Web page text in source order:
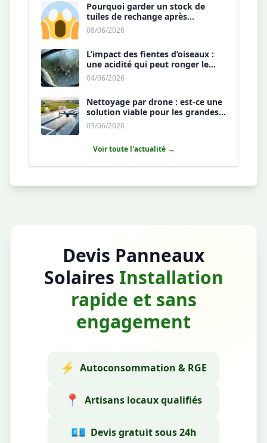
Pourquoi garder un stock de
tuiles de rechange après
l’installation est une sécurité ?
08/06/2026
L’impact des fientes d’oiseaux :
une acidité qui peut ronger le
revêtement antireflet ?
04/06/2026
Nettoyage par drone : est-ce une
solution viable pour les grandes
toitures agricoles ?
03/06/2026
Voir toute l'actualité →
Devis Panneaux
Solaires Installation
rapide et sans
engagement
⚡ Autoconsommation & RGE
📍 Artisans locaux qualifiés
💶 Devis gratuit sous 24h